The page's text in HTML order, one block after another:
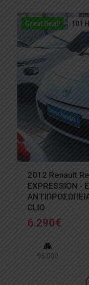
Great Deal! 101
2012 Renault
EXPRESSION -
CLIO
6.290€
95.000